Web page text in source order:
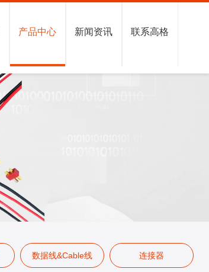
产品中心 新闻资讯 联系高格
数据线&Cable线 连接器